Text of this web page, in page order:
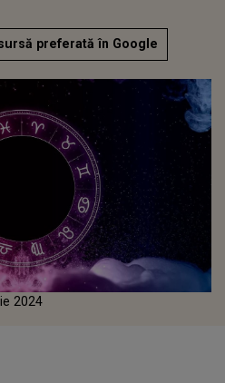
preferată în Google
2024